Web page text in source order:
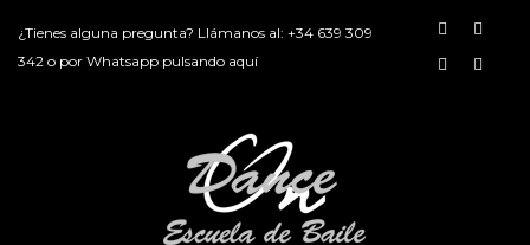
¿Tienes alguna pregunta? Llámanos al: +34 639 309
342 o por Whatsapp pulsando aquí